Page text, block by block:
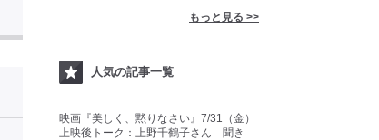
もっと見る >>
人気の記事一覧
映画『美しく、黙りなさい』7/31（金）
上映後トーク：上野千鶴子さん 聞き